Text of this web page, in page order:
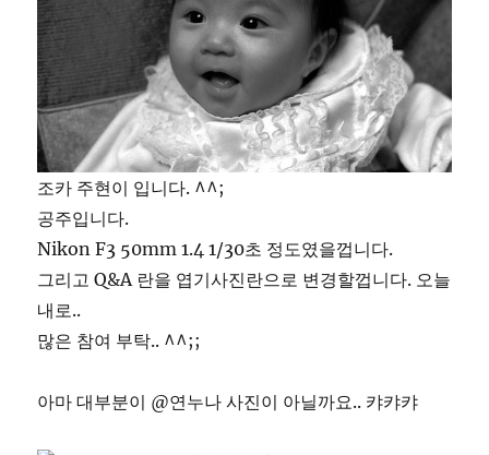
조카 주현이 입니다. ^^;
공주입니다.
Nikon F3 50mm 1.4 1/30초 정도였을껍니다.
그리고 Q&A 란을 엽기사진란으로 변경할껍니다. 오늘
내로..
많은 참여 부탁.. ^^;;
아마 대부분이 @연누나 사진이 아닐까요.. 캬캬캬